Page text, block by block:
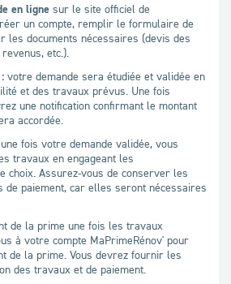
en ligne sur le site officiel de
un compte, remplir le formulaire de
les documents nécessaires (devis des
etc.).
votre demande sera étudiée et validée en
et des travaux prévus. Une fois
une notification confirmant le montant
accordée.
fois votre demande validée, vous
travaux en engageant les
choix. Assurez-vous de conserver les
paiement, car elles seront nécessaires
de la prime une fois les travaux
à votre compte MaPrimeRénov' pour
de la prime. Vous devrez fournir les
des travaux et de paiement.